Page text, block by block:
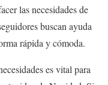
las necesidades de
buscan ayuda
rápida y cómoda.
es vital para